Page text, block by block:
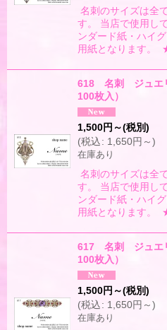
名刺のサイズは全
す。 当店で使用し
ンダード紙・ハイ
用紙となります。
618 名刺 ジュエ
100枚入）
1,500円 ～(税別)
(税込: 1,650円 ～)
在庫あり
名刺のサイズは全
す。 当店で使用し
ンダード紙・ハイ
用紙となります。
617 名刺 ジュエ
100枚入）
1,500円 ～(税別)
(税込: 1,650円 ～)
在庫あり